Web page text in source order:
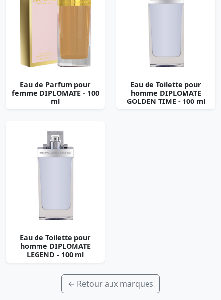
Eau de Parfum pour
femme DIPLOMATE - 100
ml
Eau de Toilette pour
homme DIPLOMATE
GOLDEN TIME - 100 ml
Eau de Toilette pour
homme DIPLOMATE
LEGEND - 100 ml
← Retour aux marques